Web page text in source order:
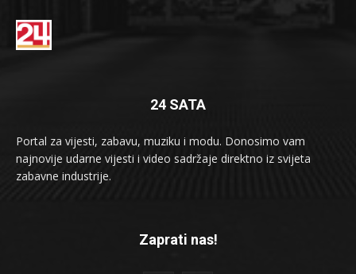
24 SATA
Portal za vijesti, zabavu, muziku i modu. Donosimo vam
najnovije udarne vijesti i video sadržaje direktno iz svijeta
zabavne industrije.
Zaprati nas!